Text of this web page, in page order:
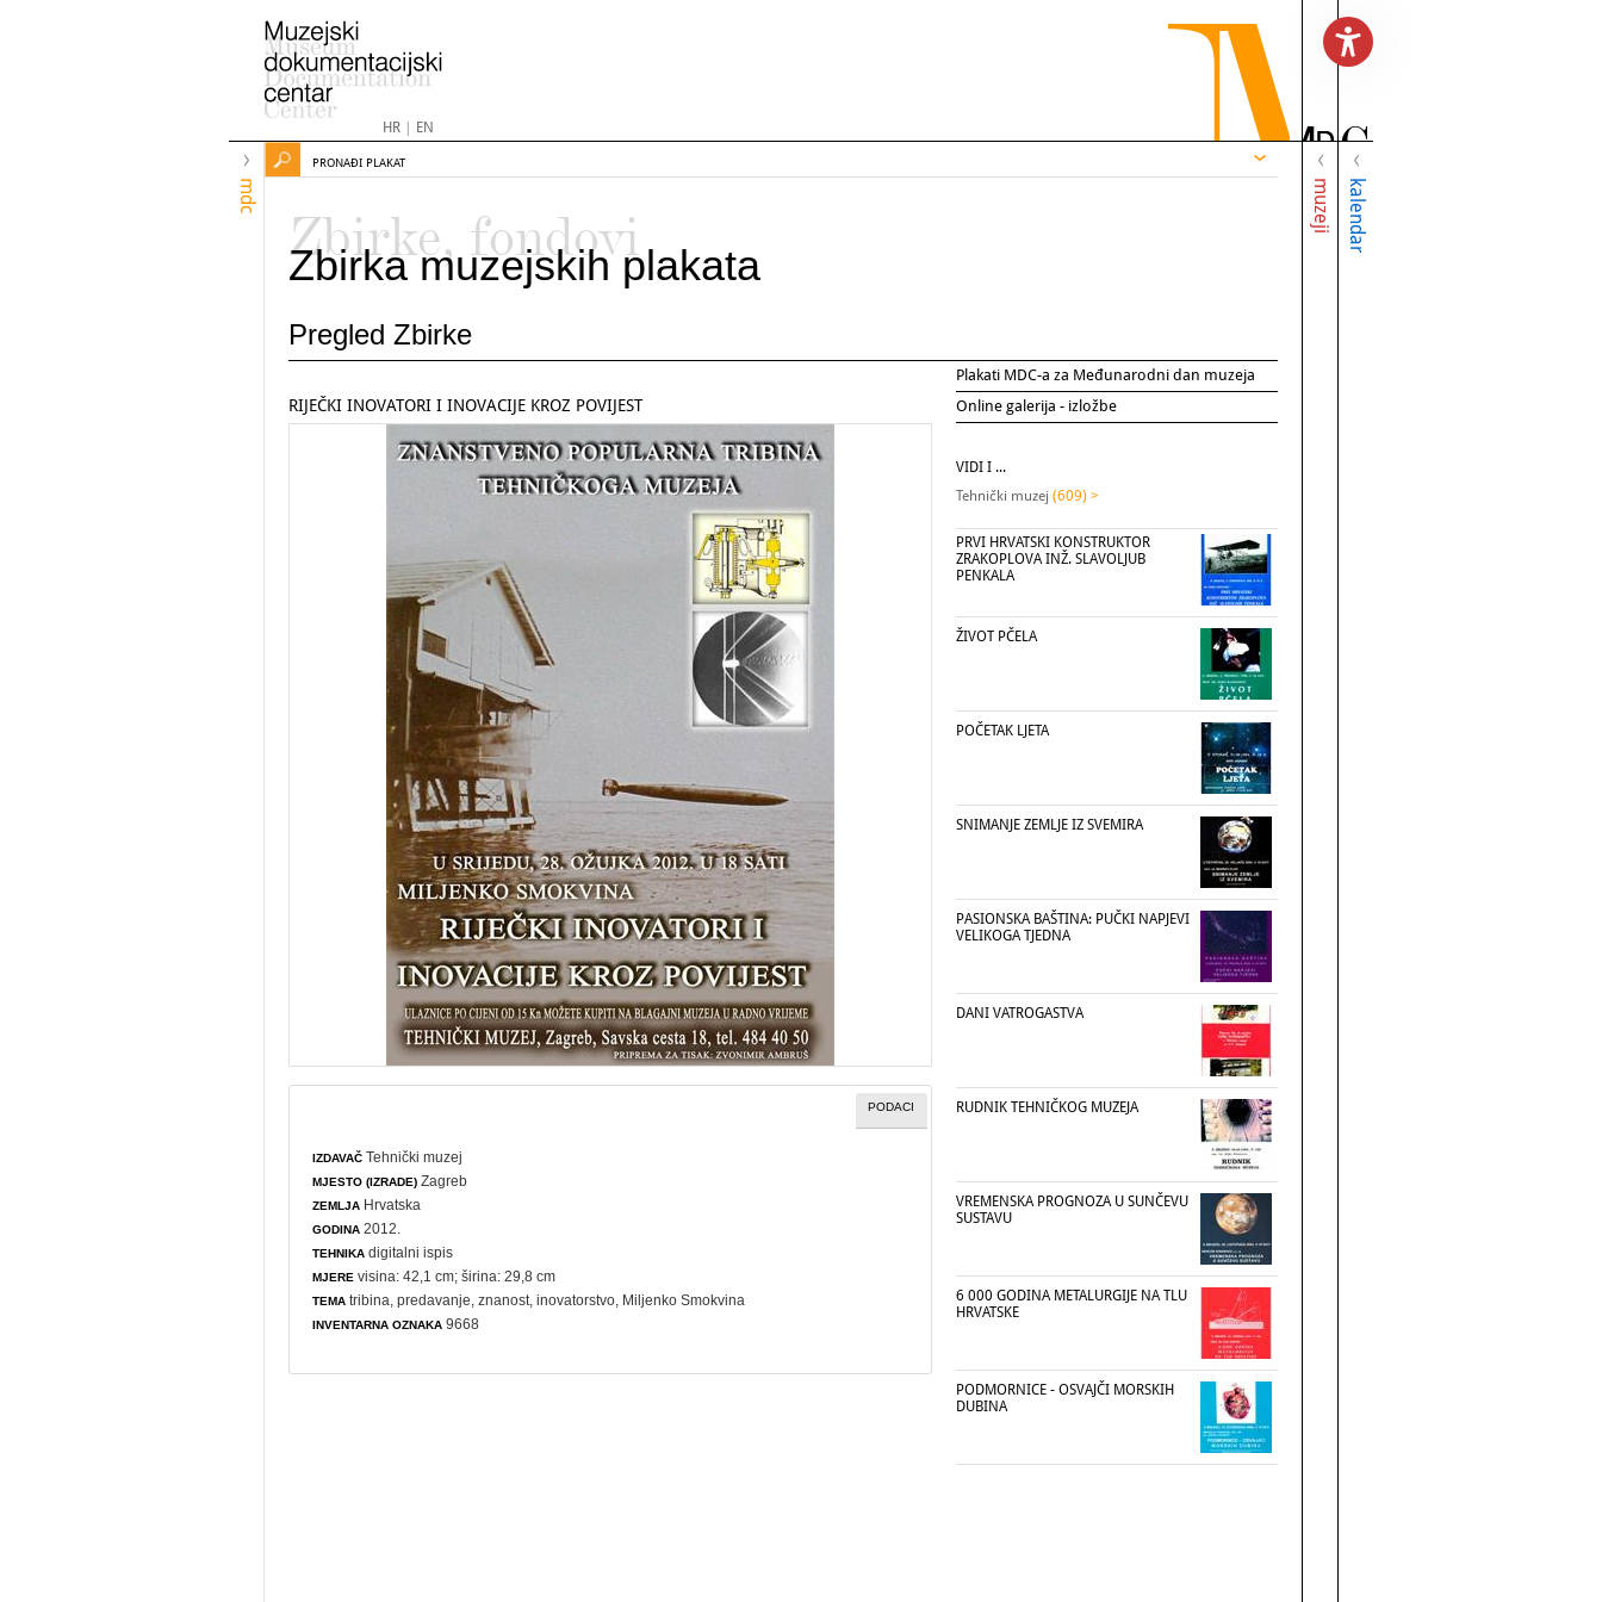
HR| EN
mdc muzeji kalendar
PRONAĐI PLAKAT
Zbirke, fondovi
Zbirka muzejskih plakata
Pregled Zbirke
Plakati MDC-a za Međunarodni dan muzeja
Online galerija - izložbe
RIJEČKI INOVATORI I INOVACIJE KROZ POVIJEST
PODACI
IZDAVAČ Tehnički muzej
MJESTO (IZRADE) Zagreb
ZEMLJA Hrvatska
GODINA 2012.
TEHNIKA digitalni ispis
MJERE visina: 42,1 cm; širina: 29,8 cm
TEMA tribina ,predavanje ,znanost ,inovatorstvo , Miljenko Smokvina
INVENTARNA OZNAKA 9668
VIDI I ...
Tehnički muzej (609) >
PRVI HRVATSKI KONSTRUKTOR
ZRAKOPLOVA INŽ. SLAVOLJUB
PENKALA
ŽIVOT PČELA
POČETAK LJETA
SNIMANJE ZEMLJE IZ SVEMIRA
PASIONSKA BAŠTINA: PUČKI NAPJEVI
VELIKOGA TJEDNA
DANI VATROGASTVA
RUDNIK TEHNIČKOG MUZEJA
VREMENSKA PROGNOZA U SUNČEVU
SUSTAVU
6 000 GODINA METALURGIJE NA TLU
HRVATSKE
PODMORNICE - OSVAJČI MORSKIH
DUBINA